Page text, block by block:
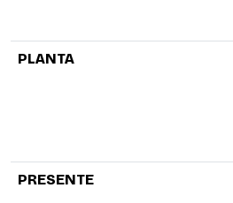
PLANTA
PRESENTE